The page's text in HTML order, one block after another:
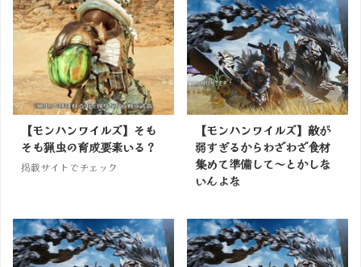
【モンハンワイルズ】そも
そも猟虫の育成要素いる？
掲載サイトでチェック
【モンハンワイルズ】敵が
弱すぎるからわざわざ食材
集めて準備して～とかしな
いんよな